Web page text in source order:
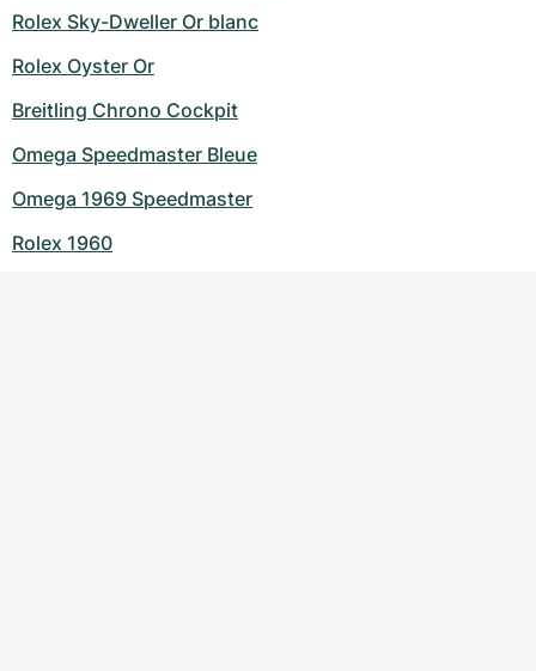
Rolex Sky-Dweller Or blanc
Rolex Oyster Or
Breitling Chrono Cockpit
Omega Speedmaster Bleue
Omega 1969 Speedmaster
Rolex 1960